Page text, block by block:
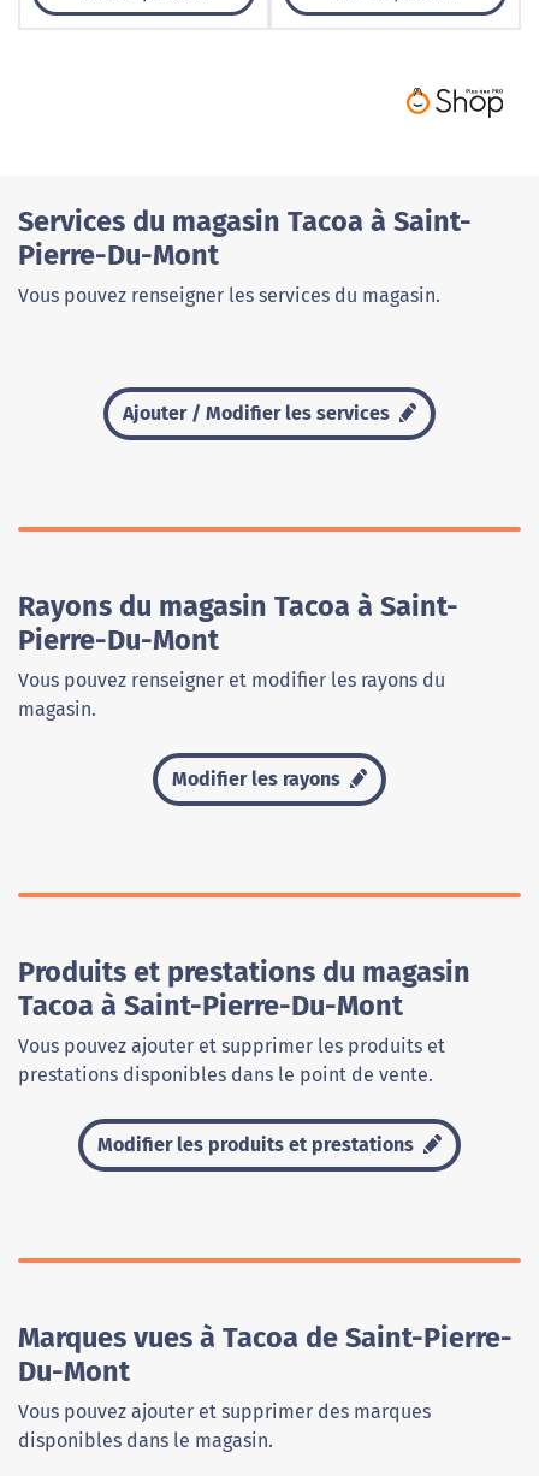
Services du magasin Tacoa à Saint-
Pierre-Du-Mont
Vous pouvez renseigner les services du magasin.
Ajouter / Modifier les services
Rayons du magasin Tacoa à Saint-
Pierre-Du-Mont
Vous pouvez renseigner et modifier les rayons du
magasin.
Modifier les rayons
Produits et prestations du magasin
Tacoa à Saint-Pierre-Du-Mont
Vous pouvez ajouter et supprimer les produits et
prestations disponibles dans le point de vente.
Modifier les produits et prestations
Marques vues à Tacoa de Saint-Pierre-
Du-Mont
Vous pouvez ajouter et supprimer des marques
disponibles dans le magasin.